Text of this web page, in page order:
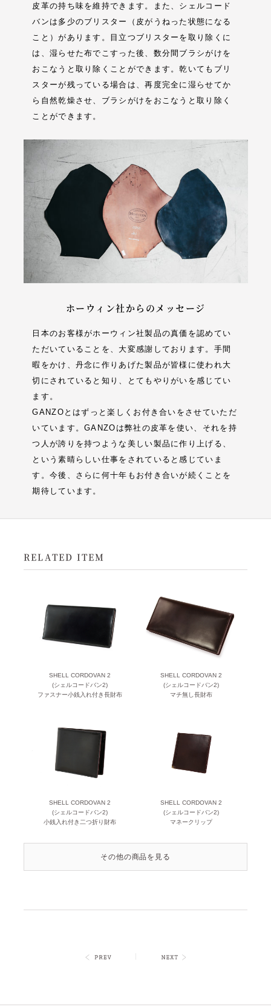
皮革の持ち味を維持できます。また、シェルコード
バンは多少のブリスター（皮がうねった状態になる
こと）があります。目立つブリスターを取り除くに
は、湿らせた布でこすった後、数分間ブラシがけを
おこなうと取り除くことができます。乾いてもブリ
スターが残っている場合は、再度完全に湿らせてか
ら自然乾燥させ、ブラシがけをおこなうと取り除く
ことができます。
ホーウィン社からのメッセージ
日本のお客様がホーウィン社製品の真価を認めてい
ただいていることを、大変感謝しております。手間
暇をかけ、丹念に作りあげた製品が皆様に使われ大
切にされていると知り、とてもやりがいを感じてい
ます。
GANZOとはずっと楽しくお付き合いをさせていただ
いています。GANZOは弊社の皮革を使い、それを持
つ人が誇りを持つような美しい製品に作り上げる、
という素晴らしい仕事をされていると感じていま
す。今後、さらに何十年もお付き合いが続くことを
期待しています。
RELATED ITEM
SHELL CORDOVAN 2
(シェルコードバン2)
ファスナー小銭入れ付き長財布
SHELL CORDOVAN 2
(シェルコードバン2)
マチ無し長財布
SHELL CORDOVAN 2
(シェルコードバン2)
小銭入れ付き二つ折り財布
SHELL CORDOVAN 2
(シェルコードバン2)
マネークリップ
その他の商品を見る